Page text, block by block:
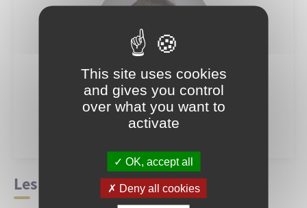
Jean-Marie VALLIER
Les conseillers municipaux
This site uses cookies
and gives you control
over what you want to
activate
OK, accept all
Deny all cookies